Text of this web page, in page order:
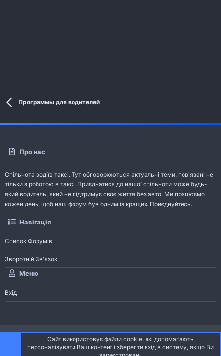
Программы для водителей
Про нас
Спільнота водіїв таксі. Тут обговорюються актуальні теми, пов'язані не
тільки з роботою в таксі. Приєднатися до нашої спільноти може будь-
який водитель, який не підтримує своє життя без авто. Ми працюємо
кожен день, щоб наш форум був одним із кращих. Приєднуйтесь.
Навігація
Список Форумів
Зворотній Зв'язок
Меню
Вхід
Community platform by XenForo® © 2010-2026 XenForo Ltd.
Community platform by XenForo © 2010-2022 XenForo Ltd. | dev: Pages
Сайт використовує файли cookie, які допомагають
персоналізувати Ваш контент і зберегти вхід в систему, якщо Ви